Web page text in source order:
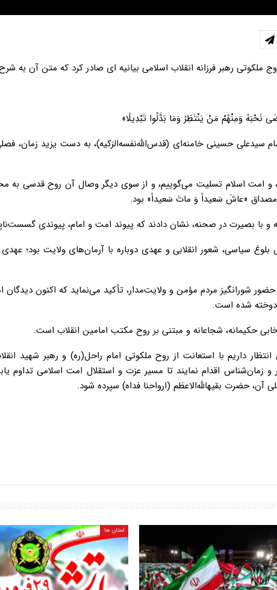
ملکوتی رهبر فرزانه انقلاب اسلامی بیانیه ای صادر کرد که متن آن به
نَحْبَهُ وَمِنْهُمْ مَنْ یَنْتَظِرُ وَمَا بَدَّلُوا تَبْدِیلًا»
سیدعلی حسینی خامنه‌ای (قدس‌الله‌نفسه‌الزکیه)، به دست یزید زمان،
و امت اسلام تسلیت می‌گوییم، و از سوی دیگر وصال آن روح قدسی به
«عاشَ سَعیداً وَ ماتَ سَعیداً» بود.
و با بصیرت در صحنه، نشان دادند که پیوند امت و امام، پیوندی
بلوغ سیاسی، شعور انقلابی و عهدی دوباره با آرمان‌های ولایت بود؛
شورانگیز مردم مؤمن و ولایت‌مدار، تأکید می‌نماید که اکنون دیدگان
دوخته شده است.
حکیمانه، شجاعانه و مبتنی بر روح مکتب امامین انقلاب است.
داریم با استعانت از روح ملکوتی امام راحل(ره) و رهبر شهید
زمان‌شناس اقدام نمایند تا مسیر عزت و استقلال امت اسلامی تداوم
حضرت بقیهالله‌الاعظم (ارواحنا فداه) سپرده شود.
استان ها